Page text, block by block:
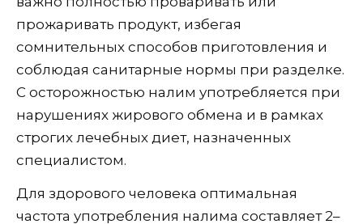
прожаривать продукт, избегая
сомнительных способов приготовления и
соблюдая санитарные нормы при разделке.
С осторожностью налим употребляется при
нарушениях жирового обмена и в рамках
строгих лечебных диет, назначенных
специалистом.
Для здорового человека оптимальная
частота употребления налима составляет 2–